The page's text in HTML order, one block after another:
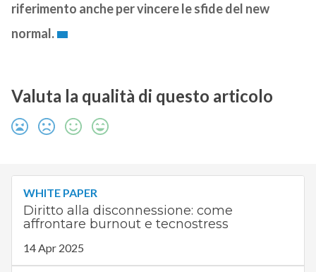
riferimento anche per vincere le sfide del new
normal.
Valuta la qualità di questo articolo
WHITE PAPER
Diritto alla disconnessione: come
affrontare burnout e tecnostress
14 Apr 2025